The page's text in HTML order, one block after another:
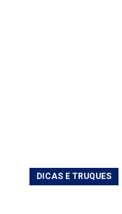
DICAS E TRUQUES